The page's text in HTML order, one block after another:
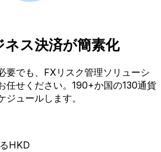
ス決済が簡素化
要でも、FXリスク管理ソリューシ
任せください。190+か国の130通貨
ュールします。
HKD